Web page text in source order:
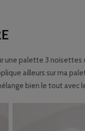
une palette 3
ailleurs sur ma
bien le tout avec